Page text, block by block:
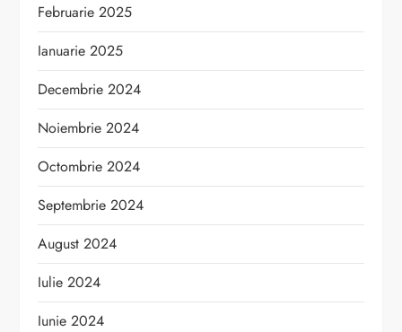
Februarie 2025
Ianuarie 2025
Decembrie 2024
Noiembrie 2024
Octombrie 2024
Septembrie 2024
August 2024
Iulie 2024
Iunie 2024